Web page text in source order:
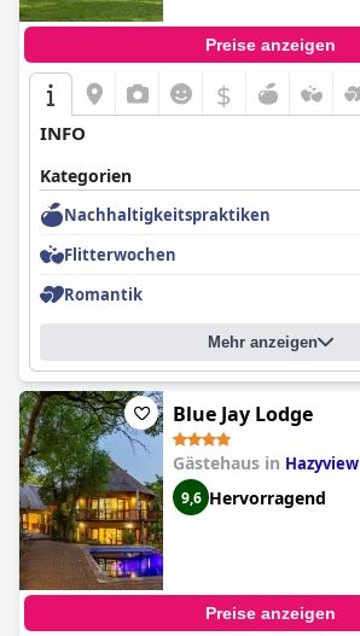
Preise anzeigen
$
INFO
Kategorien
Nachhaltigkeitspraktiken
Flitterwochen
Romantik
Mehr anzeigen
Blue Jay Lodge
Gästehaus in Hazyview
9,6 Hervorragend
Preise anzeigen